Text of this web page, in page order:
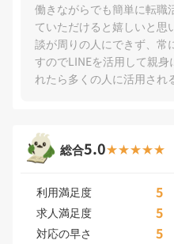
働きながらでも簡単に転職
ていただけると嬉しいと思
談が周りの人にできず、常
すのでLINEを活用して親
れたら多くの人に活用され
総合5.0
利用満足度 5
求人満足度 5
対応の早さ 5